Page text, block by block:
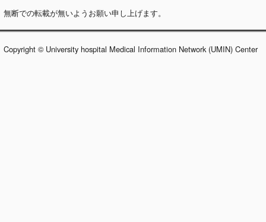
無断での転載が無いようお願い申し上げます。
Copyright © University hospital Medical Information Network (UMIN) Center